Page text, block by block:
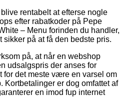
rentabelt at efterse nogle
efter rabatkoder på Pepe
– Menu forinden du handler,
på at få den bedste pris.
på, at når en webshop
udsalgspris der anses for
for det meste være en varsel om
er dog omfattet af
en imod fup internet